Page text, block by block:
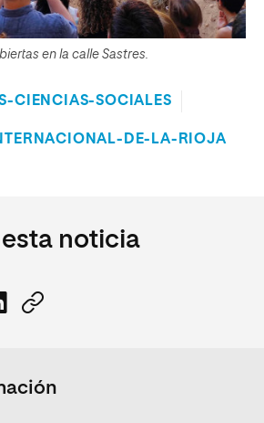
en la calle Sastres.
CIENCIAS-SOCIALES
DE-LA-RIOJA
noticia